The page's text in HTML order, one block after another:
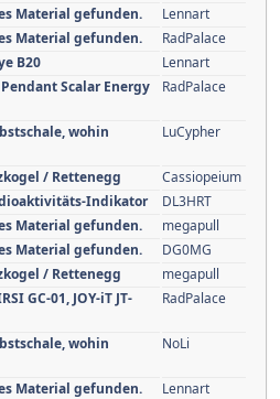
Material gefunden.
Lennart
Material gefunden.
RadPalace
B20
Lennart
Scalar Energy
RadPalace
wohin
LuCypher
/ Rettenegg
Cassiopeium
Indikator
DL3HRT
Material gefunden.
megapull
Material gefunden.
DG0MG
/ Rettenegg
megapull
GC-01, JOY-iT JT-
RadPalace
wohin
NoLi
Material gefunden.
Lennart